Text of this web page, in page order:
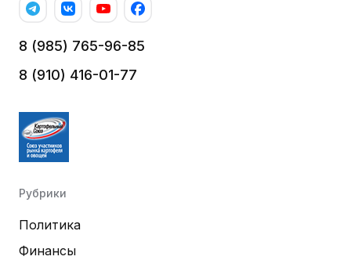
8 (985) 765-96-85
8 (910) 416-01-77
Рубрики
Политика
Финансы